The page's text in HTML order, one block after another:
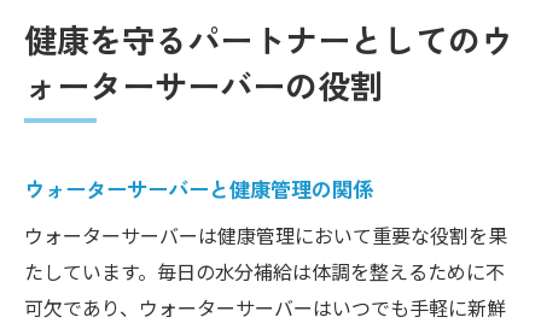
健康を守るパートナーとしてのウ
ォーターサーバーの役割
ウォーターサーバーと健康管理の関係
ウォーターサーバーは健康管理において重要な役割を果
たしています。毎日の水分補給は体調を整えるために不
可欠であり、ウォーターサーバーはいつでも手軽に新鮮